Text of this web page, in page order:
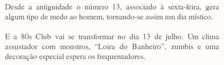
Desde a antiguidade o número 13, associado à sexta-feira, gera
algum tipo de medo ao homem, tornando-se assim um dia místico.
E a 80s Club vai se transformar no dia 13 de julho. Um clima
assustador com monstros, “Loira do Banheiro”, zumbis e uma
decoração especial espera os frequentadores.